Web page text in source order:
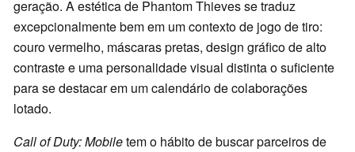
geração. A estética de Phantom Thieves se traduz
excepcionalmente bem em um contexto de jogo de tiro:
couro vermelho, máscaras pretas, design gráfico de alto
contraste e uma personalidade visual distinta o suficiente
para se destacar em um calendário de colaborações
lotado.
Call of Duty: Mobiletem o hábito de buscar parceiros de